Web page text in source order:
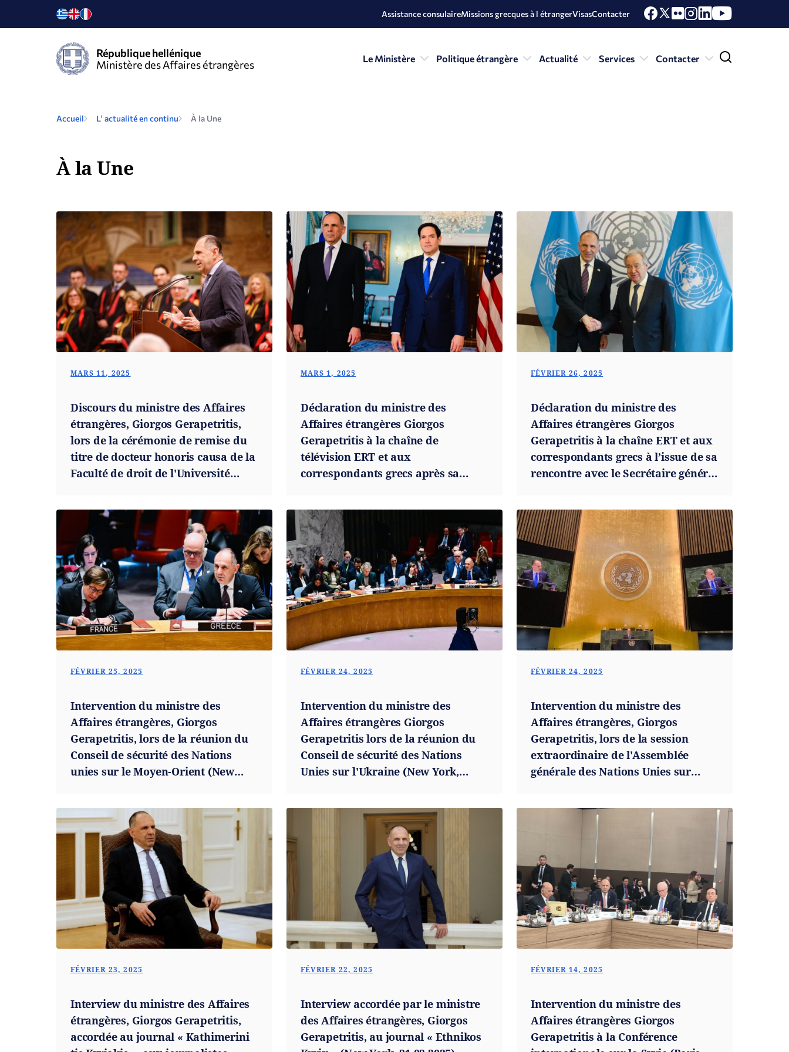
Assistance consulaireMissions grecques à l étrangerVisasContacter
République hellénique
Ministère des Affaires étrangères
Le Ministère Politique étrangère Actualité Services Contacter
Accueil L' actualité en continu À la Une
À la Une
MARS 11, 2025
Discours du ministre des Affaires
étrangères, Giorgos Gerapetritis,
lors de la cérémonie de remise du
titre de docteur honoris causa de la
Faculté de droit de l'Université
Telalian (10.03.2025)
MARS 1, 2025
Déclaration du ministre des
Affaires étrangères Giorgos
Gerapetritis à la chaîne de
télévision ERT et aux
correspondants grecs après sa
américain Marco Rubio
(Washington, 28.02.2025)
FÉVRIER 26, 2025
Déclaration du ministre des
Affaires étrangères Giorgos
Gerapetritis à la chaîne ERT et aux
correspondants grecs à l’issue de sa
rencontre avec le Secrétaire général
York, 25.02.2025)
FÉVRIER 25, 2025
Intervention du ministre des
Affaires étrangères, Giorgos
Gerapetritis, lors de la réunion du
Conseil de sécurité des Nations
unies sur le Moyen-Orient (New
FÉVRIER 24, 2025
Intervention du ministre des
Affaires étrangères Giorgos
Gerapetritis lors de la réunion du
Conseil de sécurité des Nations
Unies sur l'Ukraine (New York,
FÉVRIER 24, 2025
Intervention du ministre des
Affaires étrangères, Giorgos
Gerapetritis, lors de la session
extraordinaire de l'Assemblée
générale des Nations Unies sur
FÉVRIER 23, 2025
Interview du ministre des Affaires
étrangères, Giorgos Gerapetritis,
accordée au journal « Kathimerini
FÉVRIER 22, 2025
Interview accordée par le ministre
des Affaires étrangères, Giorgos
Gerapetritis, au journal « Ethnikos
FÉVRIER 14, 2025
Intervention du ministre des
Affaires étrangères Giorgos
Gerapetritis à la Conférence